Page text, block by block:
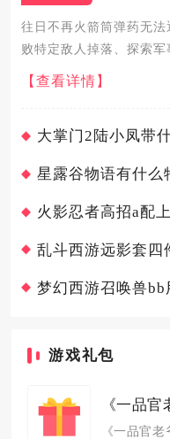
往日不再火箭筒弹药无
败特定敌人掉落、探索
种，同时需配合技能与
150，是游戏中顶级重武
【查看详情】
大掌门2陆小凤带
星露谷物语有什么
火影忍者高招a配
乱斗西游远影套四
梦幻西游召唤兽bb
游戏礼包
《一品
《一品官